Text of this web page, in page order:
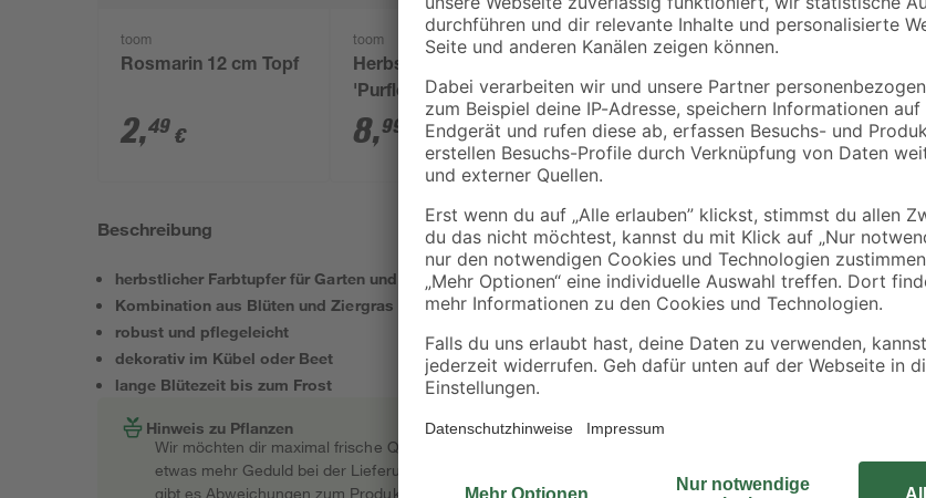
toom
Rosmarin 12 cm Topf
2,49 €
toom
Herbstpflanzen-Mix
'Purfleur' 6er-Tray
8,99
toom
Topf
4,99 € 2,99 €
Beschreibung
herbstlicher Farbtupfer für Garten und Terrasse
Kombination aus Blüten und Ziergras
robust und pflegeleicht
dekorativ im Kübel oder Beet
lange Blütezeit bis zum Frost
Dekorative
'Rubrum'. Bunte Blüten
Pflanzungen in Kübeln,
Hinweis zu Pflanzen
Wir möchten dir maximal frische Qualität garantieren. Deswegen ordern wir deine Pflanze erst nach der
etwas mehr Geduld bei der Lieferung bitten müssen. So kannst du dich über eine frische und gesunde
gibt es Abweichungen zum Produktfoto.